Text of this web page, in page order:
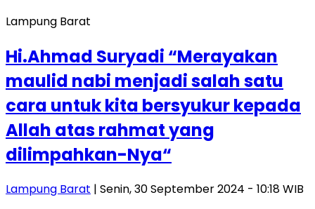
Lampung Barat
Hi.Ahmad Suryadi “Merayakan
maulid nabi menjadi salah satu
cara untuk kita bersyukur kepada
Allah atas rahmat yang
dilimpahkan-Nya“
Lampung Barat | Senin, 30 September 2024 - 10:18 WIB